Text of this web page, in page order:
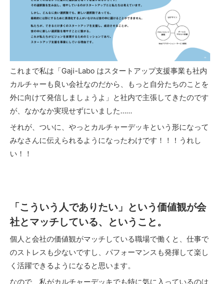
これまで私は「Gaji-Labo はスタートアップ支援事業も社内
カルチャーも良い会社なのだから、もっと自分たちのことを
外に向けて発信しましょうよ」と社内で主張してきたのです
が、なかなか実現せずにいました……
それが、ついに、やっとカルチャーデッキという形になって
みなさんに伝えられるようになったわけです！！！うれし
い！！
「こういう人でありたい」という価値観が会
社とマッチしている、ということ。
個人と会社の価値観がマッチしている職場で働くと、仕事で
のストレスも少ないですし、パフォーマンスも発揮して楽し
く活躍できるようになると思います。
なので、私がカルチャーデッキでも特に気に入っているのは